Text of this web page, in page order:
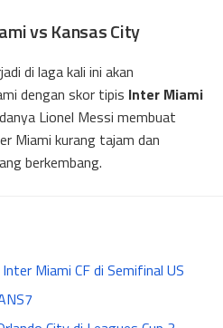
vs Kansas City
di laga kali ini akan
dengan skor tipis Inter Miami
Lionel Messi membuat
Miami kurang tajam dan
berkembang.
Miami CF di Semifinal US